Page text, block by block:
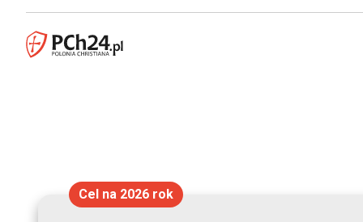
Cel na 2026 rok